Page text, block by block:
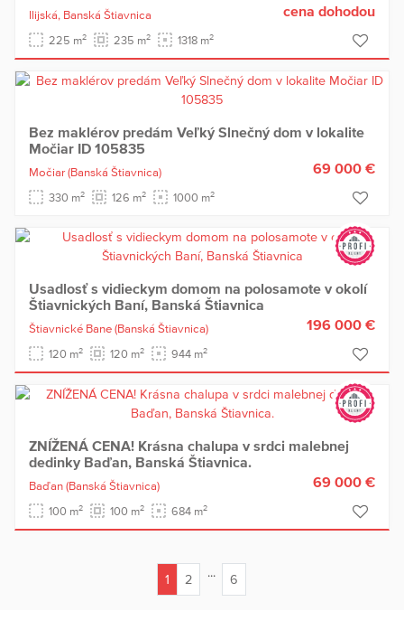
Ilijská, Banská Štiavnica
225 m2 235 m2 1318 m2
cena dohodou
Bez maklérov predám Veľký Slnečný dom v lokalite
Močiar ID 105835
Močiar (Banská Štiavnica)
330 m2 126 m2 1000 m2
69 000 €
Usadlosť s vidieckym domom na polosamote v okolí
Štiavnických Baní, Banská Štiavnica
Štiavnické Bane (Banská Štiavnica)
120 m2 120 m2 944 m2
196 000 €
ZNÍŽENÁ CENA! Krásna chalupa v srdci malebnej
dedinky Baďan, Banská Štiavnica.
Baďan (Banská Štiavnica)
100 m2 100 m2 684 m2
69 000 €
1
2 ... 6